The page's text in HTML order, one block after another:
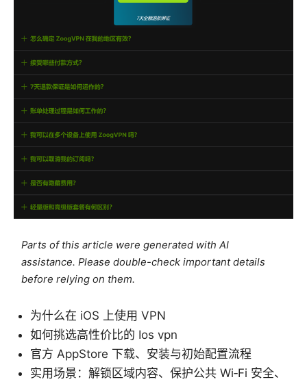
Parts of this article were generated with AI
assistance. Please double-check important details
before relying on them.
为什么在 iOS 上使用 VPN
如何挑选高性价比的 Ios vpn
官方 AppStore 下载、安装与初始配置流程
实用场景：解锁区域内容、保护公共 Wi‑Fi 安全、